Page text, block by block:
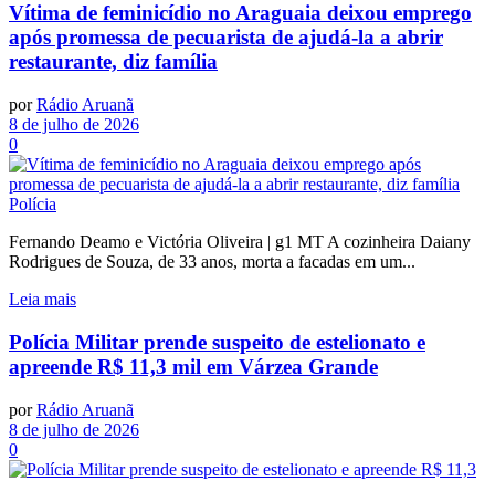
Vítima de feminicídio no Araguaia deixou emprego
após promessa de pecuarista de ajudá-la a abrir
restaurante, diz família
por Rádio Aruanã
8 de julho de 2026
0
Polícia
Fernando Deamo e Victória Oliveira | g1 MT A cozinheira Daiany
Rodrigues de Souza, de 33 anos, morta a facadas em um...
Leia mais
Polícia Militar prende suspeito de estelionato e
apreende R$ 11,3 mil em Várzea Grande
por Rádio Aruanã
8 de julho de 2026
0